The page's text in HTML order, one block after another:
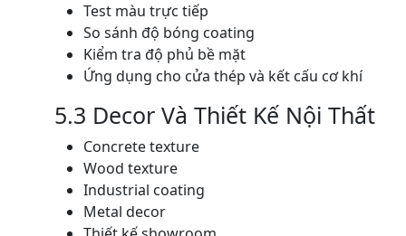
Test màu trực tiếp
So sánh độ bóng coating
Kiểm tra độ phủ bề mặt
Ứng dụng cho cửa thép và kết cấu cơ khí
5.3 Decor Và Thiết Kế Nội Thất
Concrete texture
Wood texture
Industrial coating
Metal decor